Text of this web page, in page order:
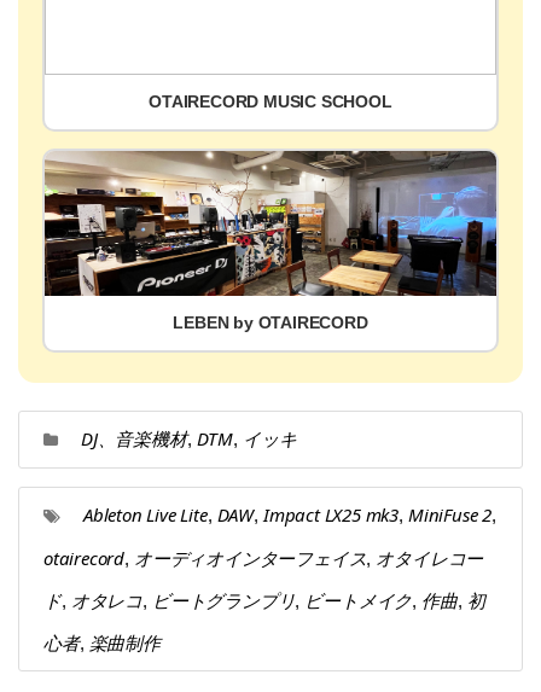
OTAIRECORD MUSIC SCHOOL
LEBEN by OTAIRECORD
DJ、音楽機材, DTM, イッキ
Ableton Live Lite, DAW, Impact LX25 mk3, MiniFuse 2,
otairecord, オーディオインターフェイス, オタイレコー
ド, オタレコ, ビートグランプリ, ビートメイク, 作曲, 初
心者, 楽曲制作